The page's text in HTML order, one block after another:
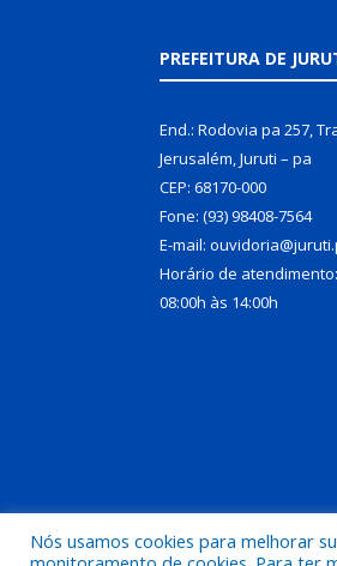
PREFEITURA DE
End.: Rodovia pa 257,
Jerusalém, Juruti – pa
CEP: 68170-000
Fone: (93) 98408-7564
E-mail:
Horário de
08:00h às 14:00h
Todos os direitos
Nós usamos cookies para melhorar